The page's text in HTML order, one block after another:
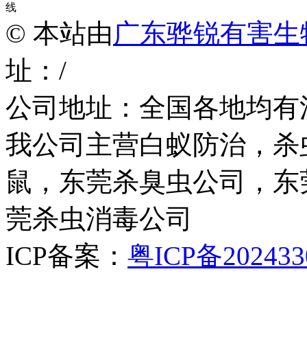
线
© 本站由广东骅锐有害
址：/
公司地址：全国各地均
我公司主营白蚁防治，
鼠，东莞杀臭虫公司，
莞杀虫消毒公司
ICP备案： 粤ICP备